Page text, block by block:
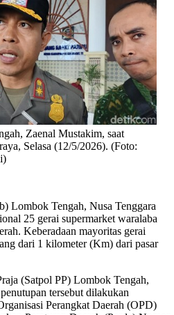
Zaenal Mustakim, saat
Selasa (12/5/2026). (Foto:
Lombok Tengah, Nusa Tenggara
25 gerai supermarket waralaba
Keberadaan mayoritas gerai
dari 1 kilometer (Km) dari pasar
(Satpol PP) Lombok Tengah,
tersebut dilakukan
Perangkat Daerah (OPD)